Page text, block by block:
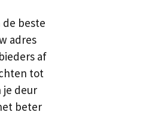
beste
adres
af
tot
je deur
beter